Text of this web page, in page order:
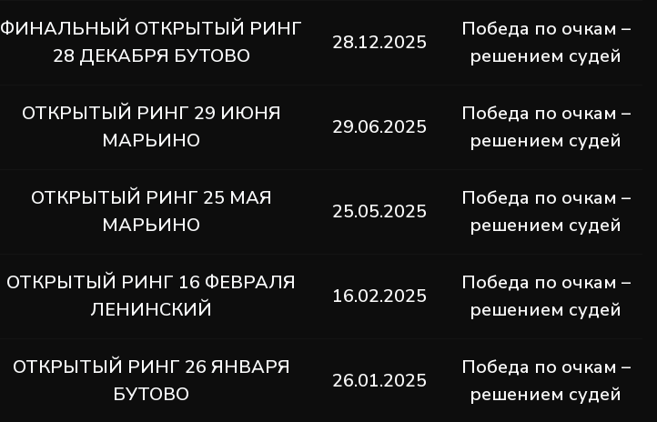
ФИНАЛЬНЫЙ ОТКРЫТЫЙ РИНГ
28 ДЕКАБРЯ БУТОВО
28.12.2025
Победа по очкам –
решением судей
ОТКРЫТЫЙ РИНГ 29 ИЮНЯ
МАРЬИНО
29.06.2025
Победа по очкам –
решением судей
ОТКРЫТЫЙ РИНГ 25 МАЯ
МАРЬИНО
25.05.2025
Победа по очкам –
решением судей
ОТКРЫТЫЙ РИНГ 16 ФЕВРАЛЯ
ЛЕНИНСКИЙ
16.02.2025
Победа по очкам –
решением судей
ОТКРЫТЫЙ РИНГ 26 ЯНВАРЯ
БУТОВО
26.01.2025
Победа по очкам –
решением судей